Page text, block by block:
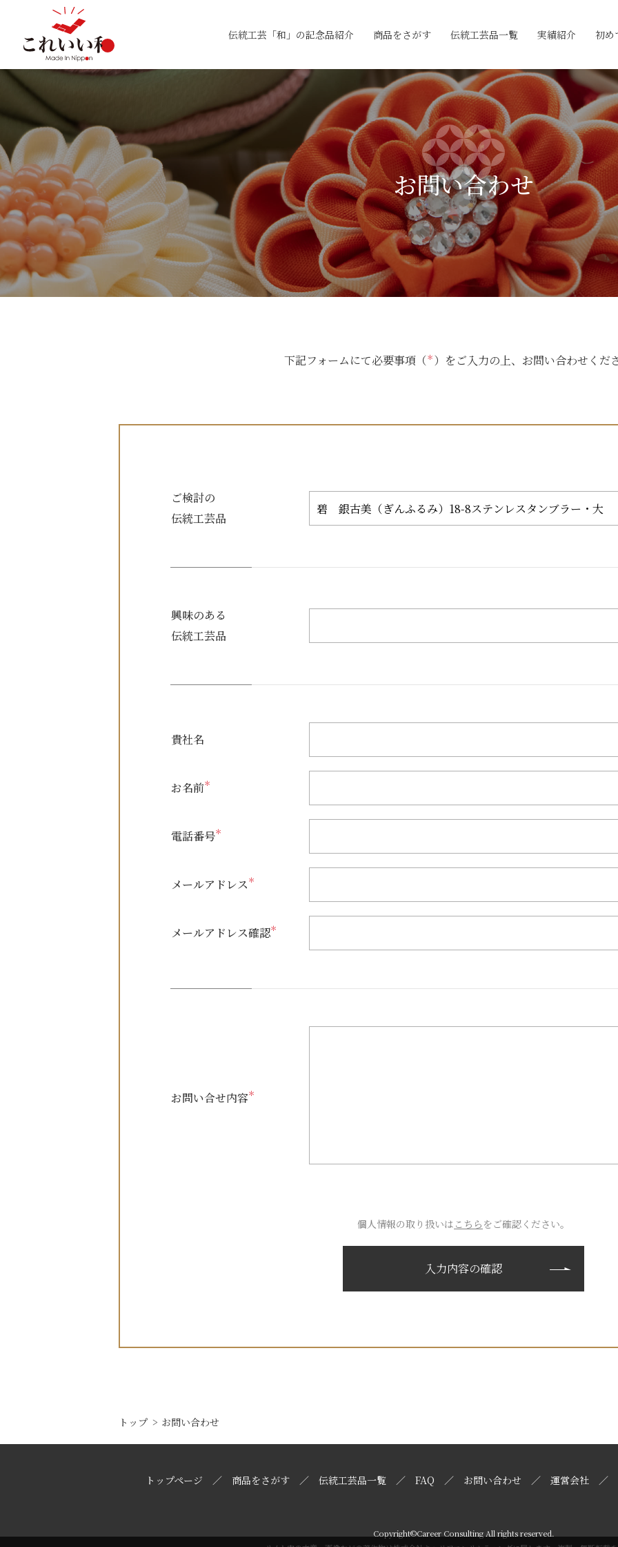
伝統工芸「和」の記念品紹介 商品をさがす 伝統工芸品一覧 実績紹介 初め
お問い合わせ
下記フォームにて必要事項（＊ ）をご入力の上、お問い合わせくだ
ご検討の
伝統工芸品
興味のある
伝統工芸品
貴社名
お名前＊
電話番号＊
メールアドレス ＊
メールアドレス確認＊
お問い合せ内容＊
個人情報の取り扱いは こちら をご確認ください。
トップ お問い合わせ
トップページ 商品をさがす 伝統工芸品一覧 FAQ お問い合わせ 運営会社
Copyright©Career Consulting All rights reserved.